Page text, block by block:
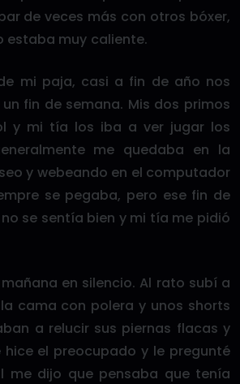
de veces más con otros bóxer,
estaba muy caliente.
mi paja, casi a fin de año nos
fin de semana. Mis dos primos
y mi tía los iba a ver jugar los
me quedaba en la
y webeando en el computador
se pegaba, pero ese fin de
se sentía bien y mi tía me pidió
en silencio. Al rato subí a
cama con polera y unos shorts
a relucir sus piernas flacas y
hice el preocupado y le pregunté
me dijo que pensaba que tenía